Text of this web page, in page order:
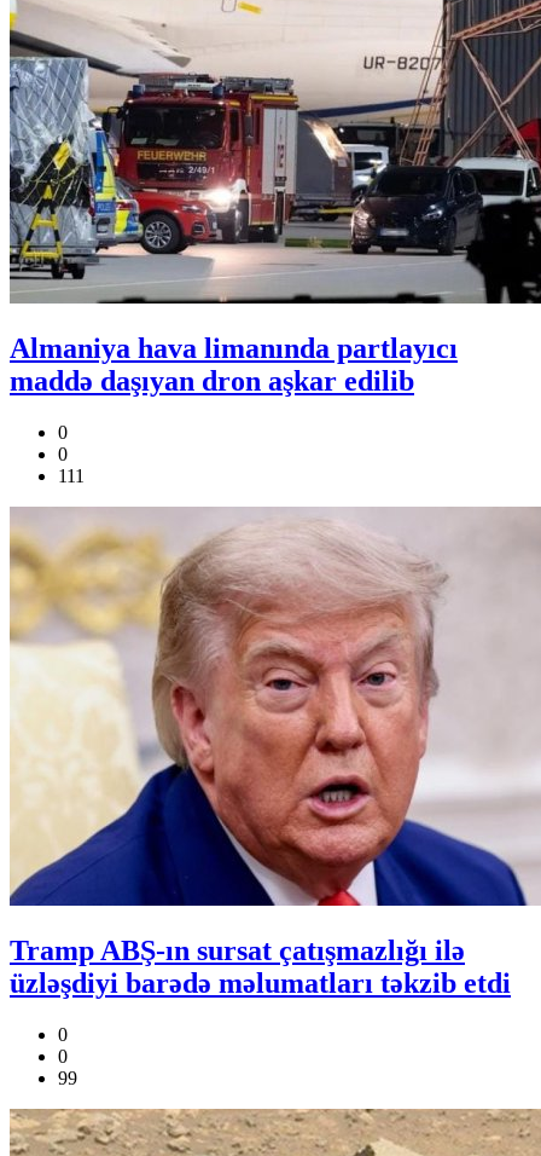
Almaniya hava limanında partlayıcı
maddə daşıyan dron aşkar edilib
0
0
111
Tramp ABŞ-ın sursat çatışmazlığı ilə
üzləşdiyi barədə məlumatları təkzib etdi
0
0
99